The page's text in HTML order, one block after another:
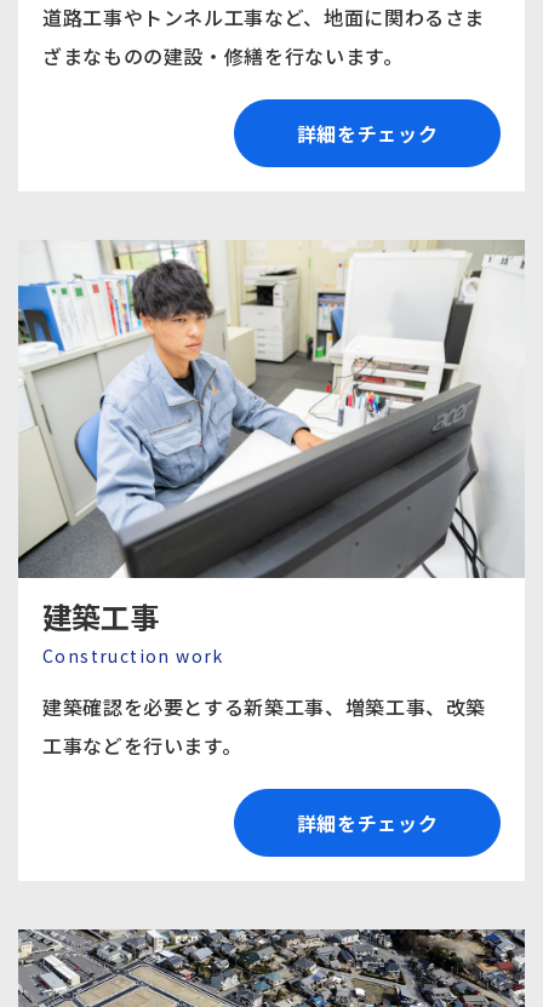
道路工事やトンネル工事など、地面に関わるさま
ざまなものの建設・修繕を行ないます。
詳細をチェック
建築工事
Construction work
建築確認を必要とする新築工事、増築工事、改築
工事などを行います。
詳細をチェック